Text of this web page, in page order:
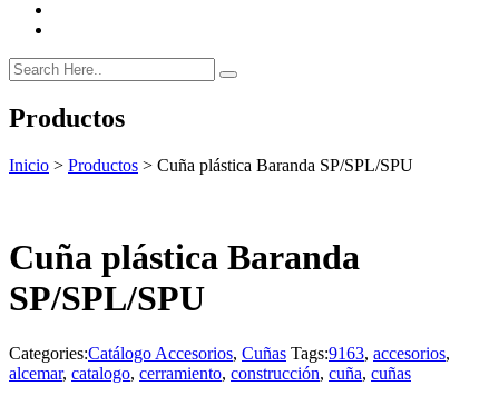
Productos
Inicio > Productos > Cuña plástica Baranda SP/SPL/SPU
Cuña plástica Baranda
SP/SPL/SPU
Categories:Catálogo Accesorios, Cuñas Tags:9163, accesorios,
alcemar, catalogo, cerramiento, construcción, cuña, cuñas